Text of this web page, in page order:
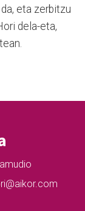
eta zerbitzu
dela-eta,